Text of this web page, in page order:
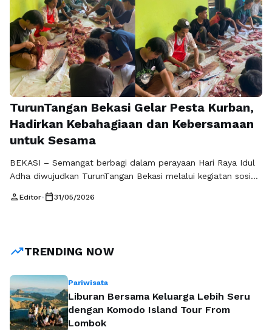
TurunTangan Bekasi Gelar Pesta Kurban,
Hadirkan Kebahagiaan dan Kebersamaan
untuk Sesama
BEKASI – Semangat berbagi dalam perayaan Hari Raya Idul
Adha diwujudkan TurunTangan Bekasi melalui kegiatan sosial
di Pondok Pesantren Fajar Cendekia, Kota Bekasi, pada Rabu
merasakan hangatnya …Baca Selengkapnya
person Editor• calendar_today31/05/2026
trending_upTRENDING NOW
Pariwisata
Liburan Bersama Keluarga Lebih Seru
dengan Komodo Island Tour From
Lombok